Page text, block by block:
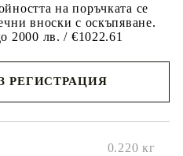
на поръчката се
вноски с оскъпяване.
2000 лв. / €1022.61
РЕГИСТРАЦИЯ
0.220 кг